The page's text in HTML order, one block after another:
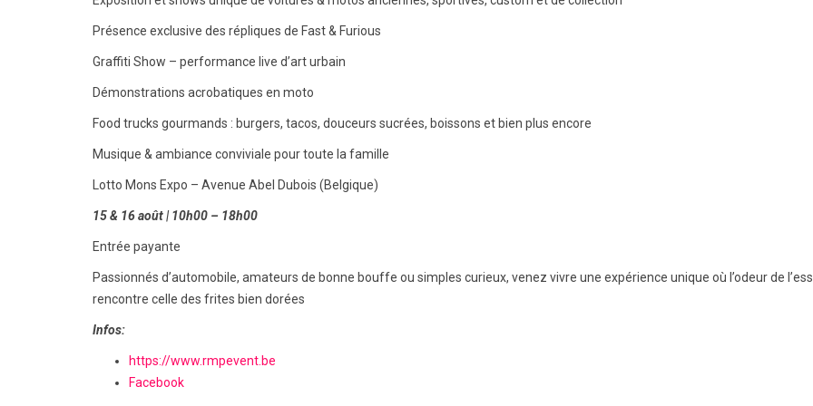
Présence exclusive des répliques de Fast & Furious
Graffiti Show – performance live d’art urbain
Démonstrations acrobatiques en moto
Food trucks gourmands : burgers, tacos, douceurs sucrées, boissons et bien plus encore
Musique & ambiance conviviale pour toute la famille
Lotto Mons Expo – Avenue Abel Dubois (Belgique)
15 & 16 août | 10h00 – 18h00
Entrée payante
Passionnés d’automobile, amateurs de bonne bouffe ou simples curieux, venez vivre une expérience unique où l’odeur de
rencontre celle des frites bien dorées
Infos:
https://www.rmpevent.be
Facebook